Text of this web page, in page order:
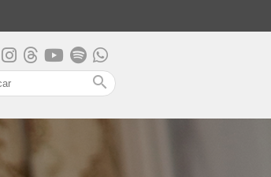
search